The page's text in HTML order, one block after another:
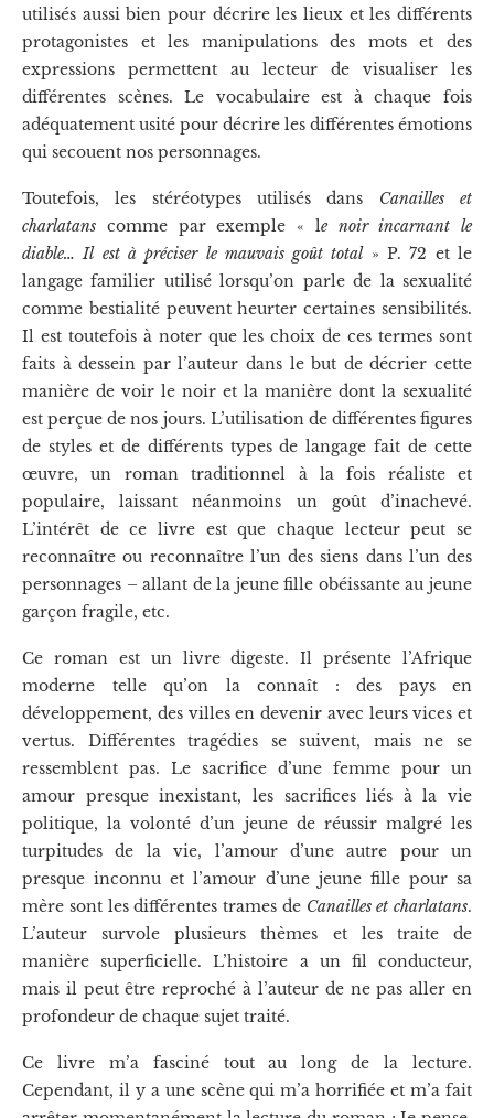
utilisés aussi bien pour décrire les lieux et les différents
protagonistes et les manipulations des mots et des
expressions permettent au lecteur de visualiser les
différentes scènes. Le vocabulaire est à chaque fois
adéquatement usité pour décrire les différentes émotions
qui secouent nos personnages.
Toutefois, les stéréotypes utilisés dans Canailles et
charlatans comme par exemple « le noir incarnant le
diable… Il est à préciser le mauvais goût total» P. 72 et le
langage familier utilisé lorsqu’on parle de la sexualité
comme bestialité peuvent heurter certaines sensibilités.
Il est toutefois à noter que les choix de ces termes sont
faits à dessein par l’auteur dans le but de décrier cette
manière de voir le noir et la manière dont la sexualité
est perçue de nos jours. L’utilisation de différentes figures
de styles et de différents types de langage fait de cette
œuvre, un roman traditionnel à la fois réaliste et
populaire, laissant néanmoins un goût d’inachevé.
L’intérêt de ce livre est que chaque lecteur peut se
reconnaître ou reconnaître l’un des siens dans l’un des
personnages – allant de la jeune fille obéissante au jeune
garçon fragile, etc.
Ce roman est un livre digeste. Il présente l’Afrique
moderne telle qu’on la connaît : des pays en
développement, des villes en devenir avec leurs vices et
vertus. Différentes tragédies se suivent, mais ne se
ressemblent pas. Le sacrifice d’une femme pour un
amour presque inexistant, les sacrifices liés à la vie
politique, la volonté d’un jeune de réussir malgré les
turpitudes de la vie, l’amour d’une autre pour un
presque inconnu et l’amour d’une jeune fille pour sa
mère sont les différentes trames de Canailles et charlatans.
L’auteur survole plusieurs thèmes et les traite de
manière superficielle. L’histoire a un fil conducteur,
mais il peut être reproché à l’auteur de ne pas aller en
profondeur de chaque sujet traité.
Ce livre m’a fasciné tout au long de la lecture.
Cependant, il y a une scène qui m’a horrifiée et m’a fait